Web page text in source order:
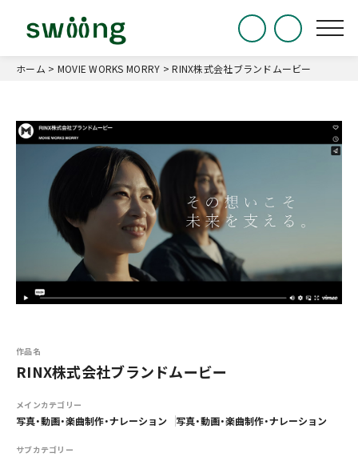
ホーム > MOVIE WORKS MORRY >RINX株式会社ブランドムービー
作品名
RINX株式会社ブランドムービー
メインカテゴリー
写真・動画・楽曲制作・ナレーション 写真・動画・楽曲制作・ナレーション
サブカテゴリー